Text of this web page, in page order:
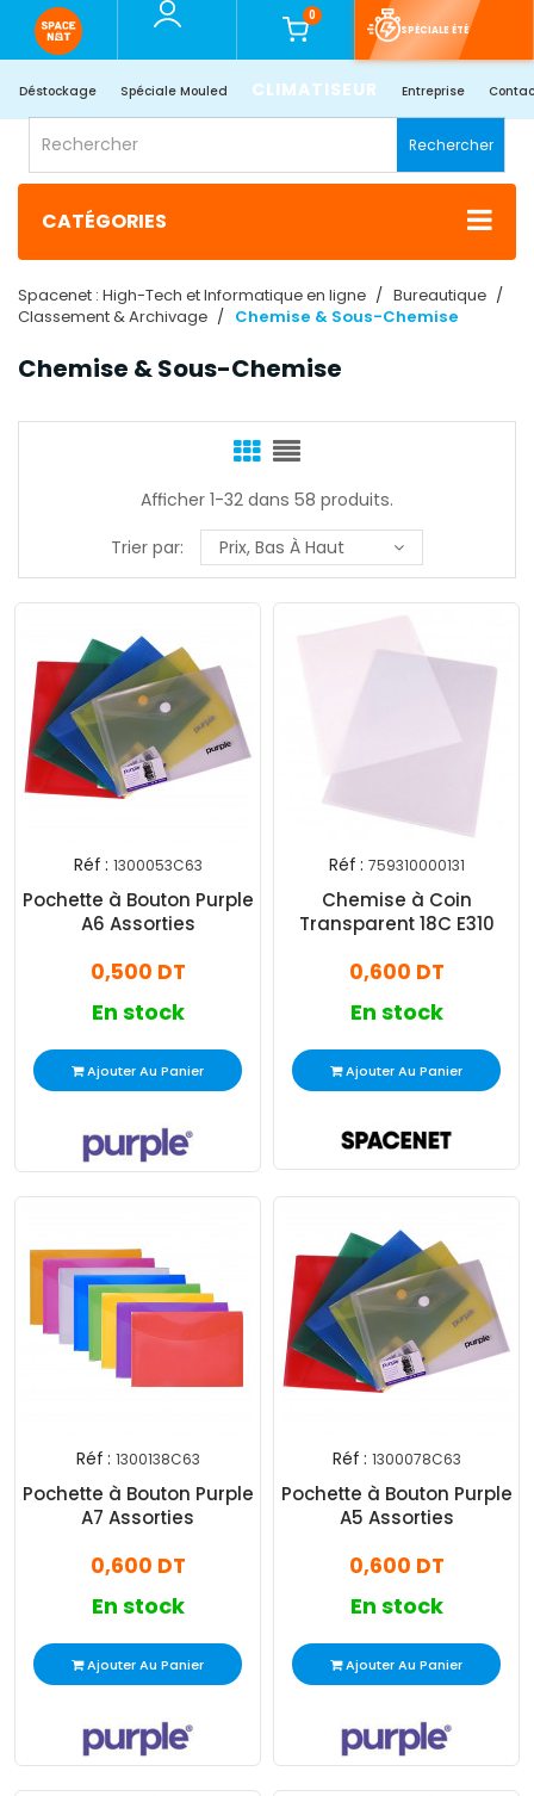
0
SPÉCIALE ÉTÉ
Déstockage Spéciale Mouled CLIMATISEUR Entreprise
Rechercher
CATÉGORIES
Spacenet : High-Tech et Informatique en ligne
Bureautique
Classement & Archivage
Chemise & Sous-Chemise
Chemise & Sous-Chemise
Afficher 1-32 dans 58 produits.
Trier par:
Prix, Bas À Haut
Réf : 1300053C63
Pochette à Bouton Purple
A6 Assorties
0,500 DT
En stock
Ajouter Au Panier
Réf : 759310000131
Chemise à Coin
Transparent 18C E310
0,600 DT
En stock
Ajouter Au Panier
Réf : 1300138C63
Pochette à Bouton Purple
A7 Assorties
0,600 DT
En stock
Ajouter Au Panier
Réf : 1300078C63
Pochette à Bouton Purple
A5 Assorties
0,600 DT
En stock
Ajouter Au Panier